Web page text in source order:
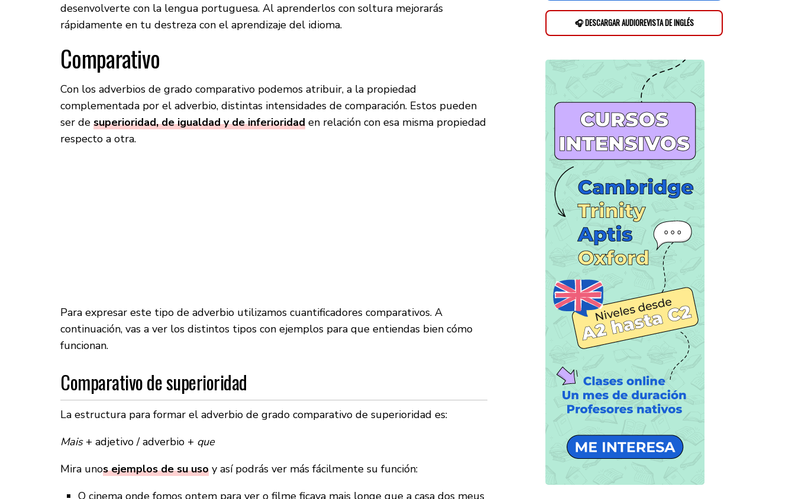
desenvolverte con la lengua portuguesa. Al aprenderlos con soltura mejorarás
rápidamente en tu destreza con el aprendizaje del idioma.
Comparativo
Con los adverbios de grado comparativo podemos atribuir, a la propiedad
complementada por el adverbio, distintas intensidades de comparación. Estos pueden
ser de superioridad, de igualdad y de inferioridad en relación con esa misma propiedad
respecto a otra.
Para expresar este tipo de adverbio utilizamos cuantificadores comparativos. A
continuación, vas a ver los distintos tipos con ejemplos para que entiendas bien cómo
funcionan.
Comparativo de superioridad
La estructura para formar el adverbio de grado comparativo de superioridad es:
Mais+ adjetivo / adverbio + que
Mira unos ejemplos de su uso y así podrás ver más fácilmente su función:
🎧 DESCARGAR AUDIOREVISTA DE INGLÉS